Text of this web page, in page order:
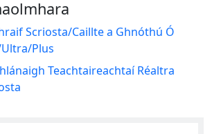
Scriosta/Caillte a Ghnóthú Ó
Plus
Teachtaireachtaí Réaltra